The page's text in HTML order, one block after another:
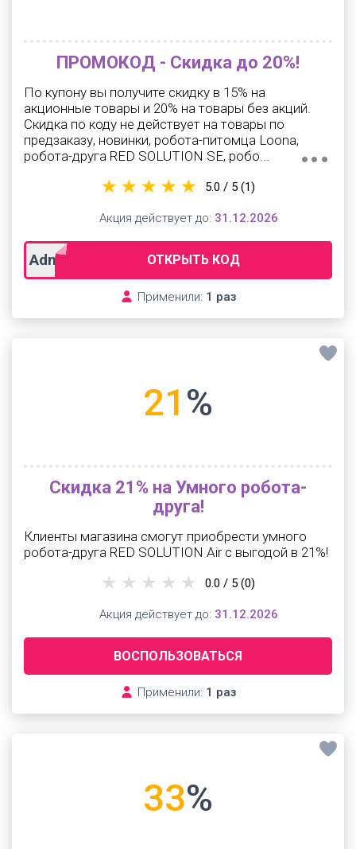
ПРОМОКОД - Скидка до 20%!
По купону вы получите скидку в 15% на
акционные товары и 20% на товары без акций.
Скидка по коду не действует на товары по
предзаказу, новинки, робота-питомца Loona,
робота-друга RED SOLUTION SE, робо...
Admitad ОТКРЫТЬ КОД
Применили: 1 раз
5.0 / 5 (1)
Акция действует до: 31.12.2026
21 %
Скидка 21% на Умного робота-
друга!
Клиенты магазина смогут приобрести умного
робота-друга RED SOLUTION Air с выгодой в 21%!
ВОСПОЛЬЗОВАТЬСЯ
Применили: 1 раз
0.0 / 5 (0)
Акция действует до: 31.12.2026
33%